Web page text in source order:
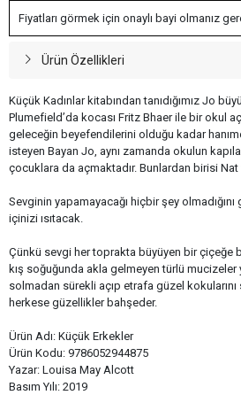
Fiyatları görmek için onaylı bayi olmanız
Ürün Özellikleri
Küçük Kadınlar kitabından tanıdığımız Jo
Plumefield’da kocası Fritz Bhaer ile bir okul
geleceğin beyefendilerini olduğu kadar
isteyen Bayan Jo, aynı zamanda okulun
çocuklara da açmaktadır. Bunlardan birisi Nat
Sevginin yapamayacağı hiçbir şey
içinizi ısıtacak.
Çünkü sevgi her toprakta büyüyen bir çiçeğe
kış soğuğunda akla gelmeyen türlü mucizeler
solmadan sürekli açıp etrafa güzel kokularını
herkese güzellikler bahşeder.
Ürün Adı: Küçük Erkekler
Ürün Kodu: 9786052944875
Yazar: Louisa May Alcott
Basım Yılı: 2019